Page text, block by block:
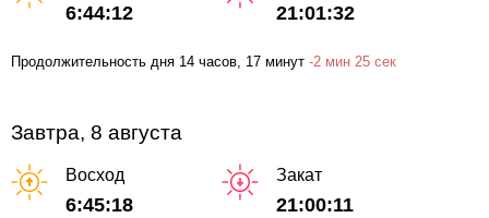
6:44:12 21:01:32
Продолжительность дня 14 часов , 17 минут -2 мин 25 сек
Завтра, 8 августа
Восход
6:45:18
Закат
21:00:11